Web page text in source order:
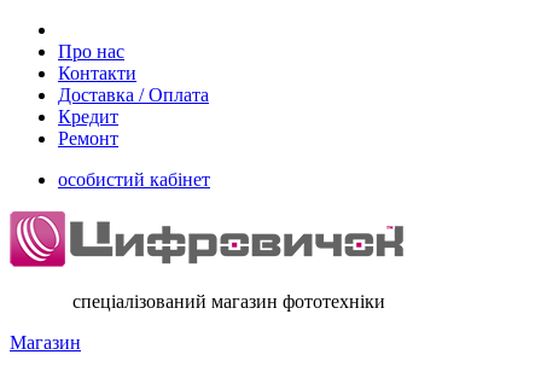
Про нас
Контакти
Доставка / Оплата
Кредит
Ремонт
особистий кабінет
спеціалізований магазин фототехніки
Магазин